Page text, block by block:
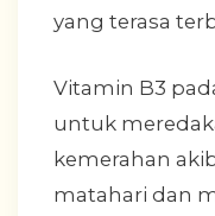
yang terasa
Vitamin B3
untuk
kemerahan
matahari dan